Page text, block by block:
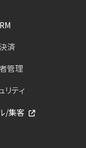
済
管理
リティ
/集客